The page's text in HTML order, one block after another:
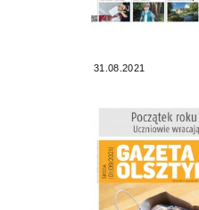
31.08.2021